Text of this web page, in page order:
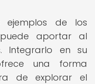
ejemplos de los
aportar al
Integrarlo en su
una forma
de explorar el